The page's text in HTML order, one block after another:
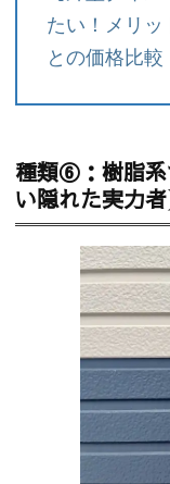
たい！メリ
との価格比較
種類⑥：樹脂系
い隠れた実力者